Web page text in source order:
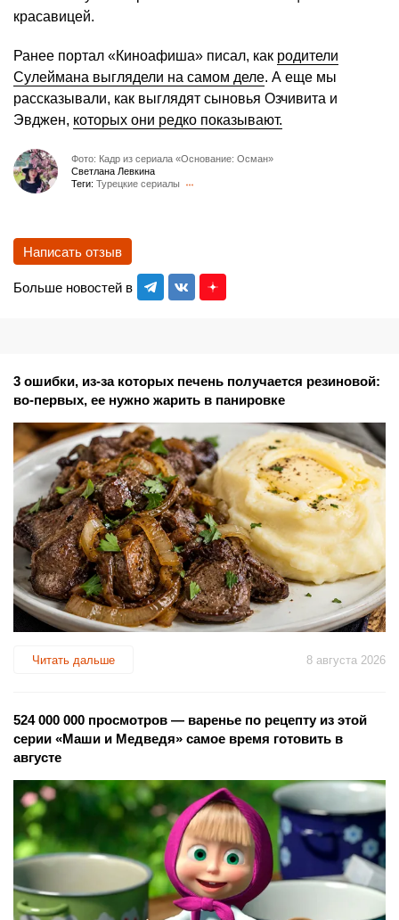
красавицей.
Ранее портал «Киноафиша» писал, как родители
Сулеймана выглядели на самом деле. А еще мы
рассказывали, как выглядят сыновья Озчивита и
Эвджен, которых они редко показывают.
Фото: Кадр из сериала «Основание: Осман»
Светлана Левкина
Теги: Турецкие сериалы
Больше новостей в
Написать отзыв
3 ошибки, из-за которых печень получается резиновой:
во-первых, ее нужно жарить в панировке
Читать дальше 8 августа 2026
524 000 000 просмотров — варенье по рецепту из этой
серии «Маши и Медведя» самое время готовить в
августе